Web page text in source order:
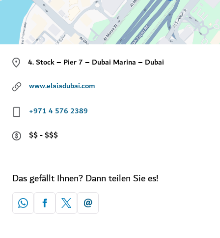
4. Stock – Pier 7 – Dubai Marina – Dubai
www.elaiadubai.com
+971 4 576 2389
$$ - $$$
Das gefällt Ihnen? Dann teilen Sie es!